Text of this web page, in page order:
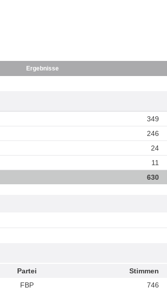
Ergebnisse
349
246
24
11
630
Partei
Stimmen
FBP
746